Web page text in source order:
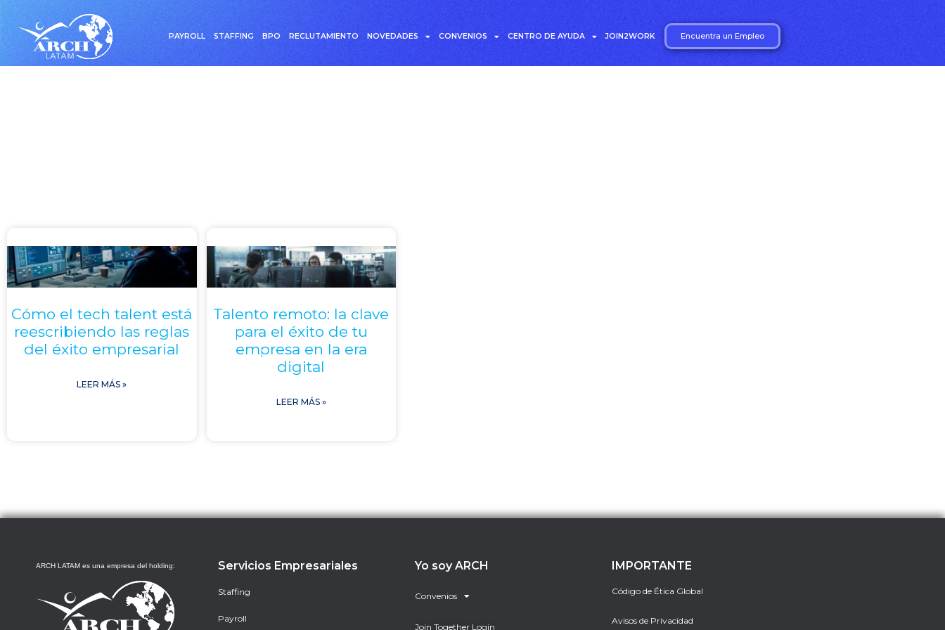
PAYROLL STAFFING BPO RECLUTAMIENTO NOVEDADES CONVENIOS CENTRO DE AYUDA JOIN2WORK Encuentra un Empleo
Cómo el tech talent está
reescribiendo las reglas
del éxito empresarial
LEER MÁS »
Talento remoto: la clave
para el éxito de tu
empresa en la era
digital
LEER MÁS »
ARCH LATAM es una empresa del holding: Servicios Empresariales
Staffing
Payroll
Yo soy ARCH
Convenios
Join Together Login
IMPORTANTE
Código de Ética Global
Avisos de Privacidad